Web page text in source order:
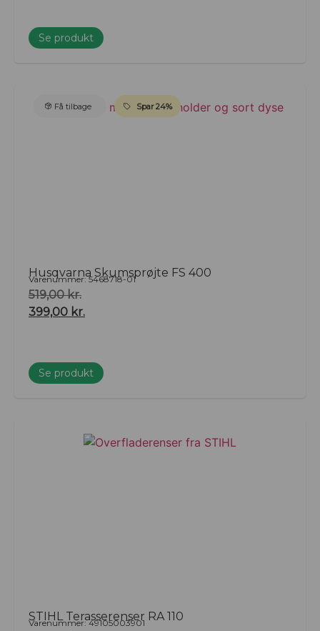
Se produkt
Få tilbage Spar 24%
Husqvarna Skumsprøjte FS 400
Varenummer: 5468718-01
519,00kr.
399,00 kr.
Se produkt
STIHL Terasserenser RA 110
Varenummer: 49105003901